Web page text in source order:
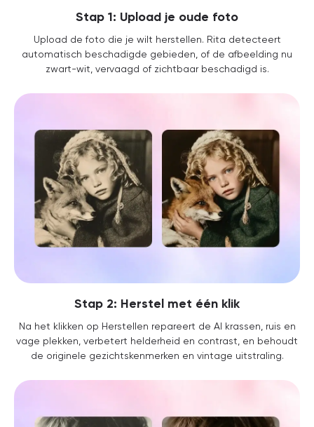
Stap 1: Upload je oude foto
Upload de foto die je wilt herstellen. Rita detecteert
automatisch beschadigde gebieden, of de afbeelding nu
zwart-wit, vervaagd of zichtbaar beschadigd is.
Stap 2: Herstel met één klik
Na het klikken op Herstellen repareert de AI krassen, ruis en
vage plekken, verbetert helderheid en contrast, en behoudt
de originele gezichtskenmerken en vintage uitstraling.